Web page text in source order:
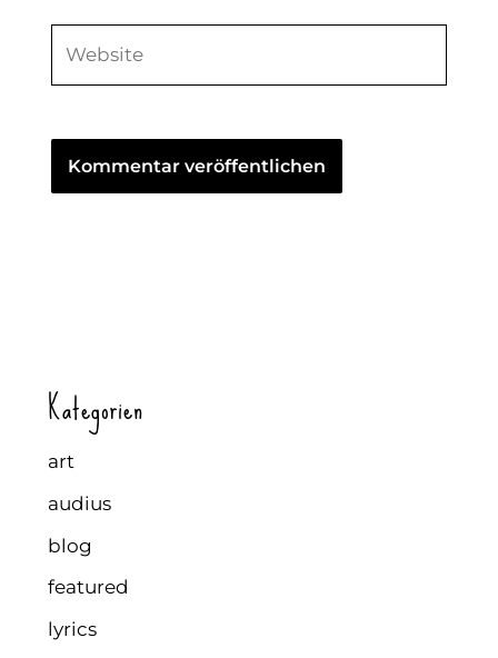
Kategorien
art
audius
blog
featured
lyrics